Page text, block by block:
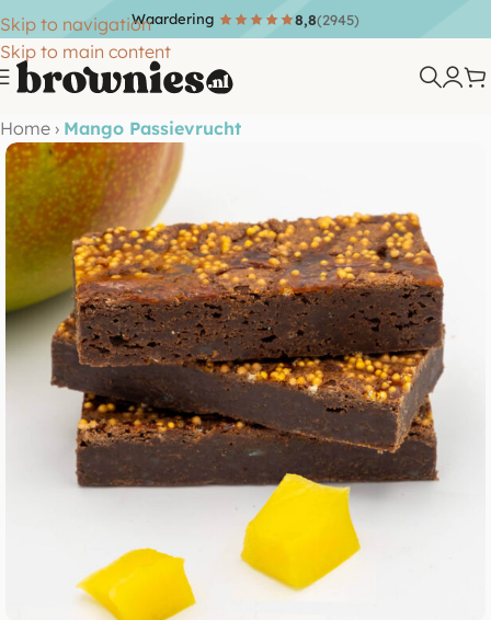
Skip to navigation
Skip to main content
Waardering 8,8(2945)
Home › Mango Passievrucht